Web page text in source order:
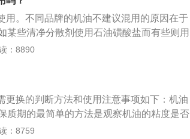
甚至还可能发生活塞环断裂的情况。
元件，缩短发动机使用寿命。
用。不同品牌的机油不建议混用的原因在于
某些清净分散剂使用石油磺酸盐而有些则用
不同的机油混合之后会出现不能相同导致
机油品质要求较为一般，可以采用矿物油
采用全合成机油。涡轮增压发动机相对自吸
环境更苛刻，对机油性能要求更高，需要流
油。品牌的选择：对于润滑油品牌的选择，
；在意机油对发动机的清洁能力，推荐使
：8890
更换的判断方法和使用注意事项如下：机油
质期的最简单的方法是观察机油的粘度是否
机油的颜色是否发生变化。其中，在观察
：8759